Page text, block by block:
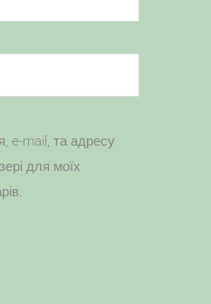
e-mail, та адресу
для моїх